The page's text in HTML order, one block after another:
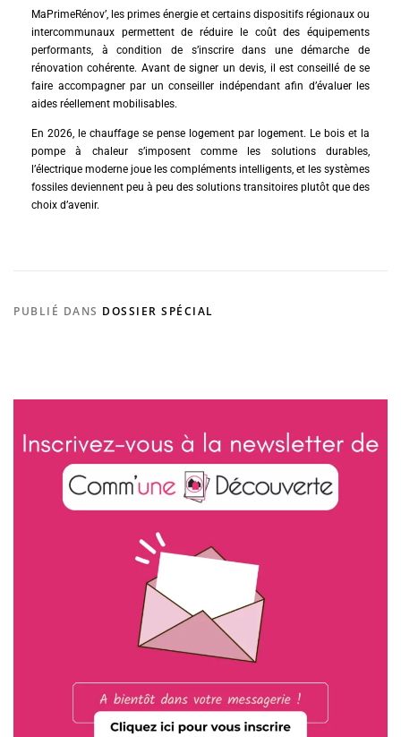
MaPrimeRénov’, les primes énergie et certains dispositifs régionaux ou
intercommunaux permettent de réduire le coût des équipements
performants, à condition de s’inscrire dans une démarche de
rénovation cohérente. Avant de signer un devis, il est conseillé de se
faire accompagner par un conseiller indépendant afin d’évaluer les
aides réellement mobilisables.
En 2026, le chauffage se pense logement par logement. Le bois et la
pompe à chaleur s’imposent comme les solutions durables,
l’électrique moderne joue les compléments intelligents, et les systèmes
fossiles deviennent peu à peu des solutions transitoires plutôt que des
choix d’avenir.
PUBLIÉ DANS DOSSIER SPÉCIAL